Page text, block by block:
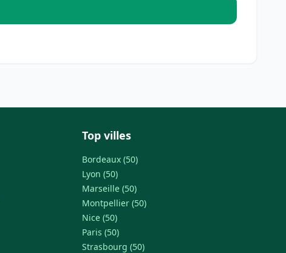
Top villes
Bordeaux (50)
Lyon (50)
Marseille (50)
Montpellier (50)
Nice (50)
Paris (50)
Strasbourg (50)